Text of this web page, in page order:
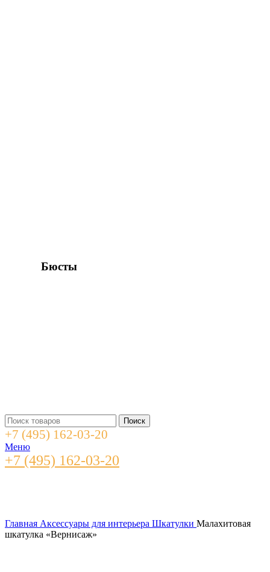
Бюсты
Поиск
+7 (495) 162-03-20
Меню
+7 (495) 162-03-20
Главная Аксессуары для интерьера Шкатулки Малахитовая
шкатулка «Вернисаж»